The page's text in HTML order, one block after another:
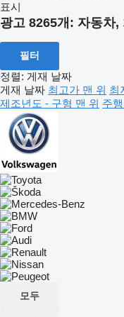
표시
광고 8265개: 자동차,
필터
정렬: 게재 날짜
게재 날짜 최고가 맨 위 최
제조년도 - 구형 맨 위 주
모두